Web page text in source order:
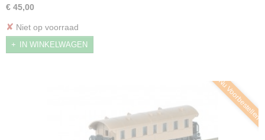
€ 45,00
✘ Niet op voorraad
IN WINKELWAGEN
Nu Voorbestellen